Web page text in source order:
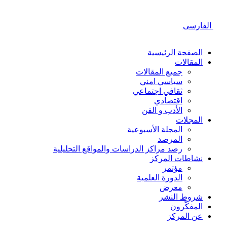
الصفحة الرئیسیة
المقالات
جمیع المقالات
سیاسي امني
ثقافي اجتماعي
اقتصادي
الأدب و الفن
المجلات
المجلة الأسبوعية
المرصد
رصد مراكز الدراسات والمواقع التحليلية
نشاطات المركز
مؤتمر
الدورة العلمیة
معرض
شروط النشر
المفکّرون
عن المركز